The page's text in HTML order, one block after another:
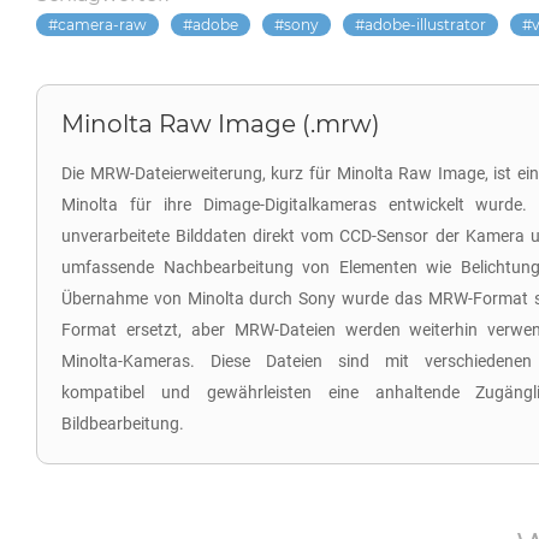
camera-raw adobe sony adobe-illustrator
Minolta Raw Image (.mrw)
Die MRW-Dateierweiterung, kurz für Minolta Raw Image, ist
Minolta für ihre Dimage-Digitalkameras entwickelt wurde.
unverarbeitete Bilddaten direkt vom CCD-Sensor der Kamera
umfassende Nachbearbeitung von Elementen wie
Übernahme von Minolta durch Sony wurde das MRW-Format
Format ersetzt, aber MRW-Dateien werden weiterhin
Minolta-Kameras. Diese Dateien sind mit verschiedenen
kompatibel und gewährleisten eine anhaltende
Bildbearbeitung.